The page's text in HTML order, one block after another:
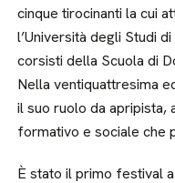
cinque tirocinanti la cui
l’Università degli Studi
corsisti della Scuola di
Nella ventiquattresima
il suo ruolo da apripista,
formativo e sociale che
È stato il primo festival